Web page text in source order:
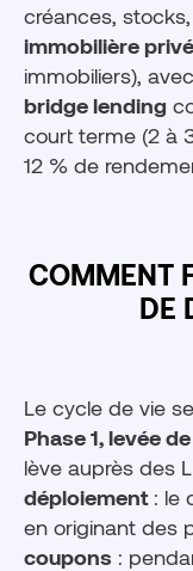
créances,
immobilière
immobiliers),
bridge lending
court terme (2 à
12 % de
COMMENT
DE
Le cycle de vie
Phase 1, levée
lève auprès des
déploiement: le
en originant des
coupons :